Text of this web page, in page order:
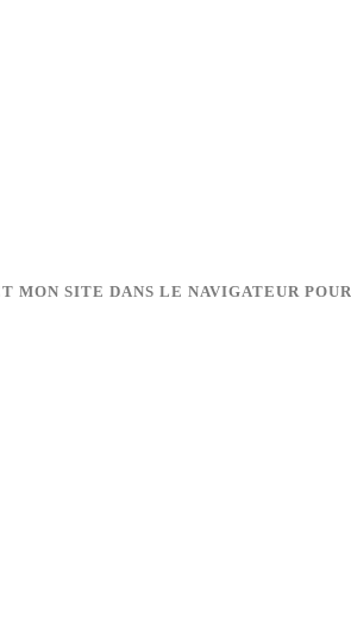
MON SITE DANS LE NAVIGATEUR POUR